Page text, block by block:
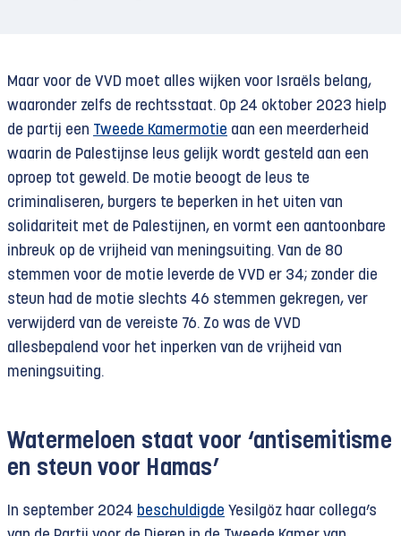
Maar voor de VVD moet alles wijken voor Israëls belang,
waaronder zelfs de rechtsstaat. Op 24 oktober 2023 hielp
de partij een Tweede Kamermotie aan een meerderheid
waarin de Palestijnse leus gelijk wordt gesteld aan een
oproep tot geweld. De motie beoogt de leus te
criminaliseren, burgers te beperken in het uiten van
solidariteit met de Palestijnen, en vormt een aantoonbare
inbreuk op de vrijheid van meningsuiting. Van de 80
stemmen voor de motie leverde de VVD er 34; zonder die
steun had de motie slechts 46 stemmen gekregen, ver
verwijderd van de vereiste 76. Zo was de VVD
allesbepalend voor het inperken van de vrijheid van
meningsuiting.
Watermeloen staat voor ‘antisemitisme
en steun voor Hamas’
In september 2024 beschuldigde Yesilgöz haar collega’s